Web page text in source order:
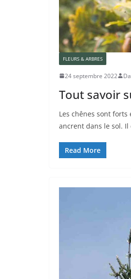
FLEURS & ARBRES
24 septembre 2022
Tout savoir
Les chênes sont
ancrent dans le sol.
Read More